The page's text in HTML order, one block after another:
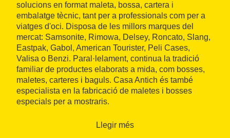
solucions en format maleta, bossa, cartera i
embalatge tècnic, tant per a professionals com per a
viatges d'oci. Disposa de les millors marques del
mercat: Samsonite, Rimowa, Delsey, Roncato, Slang,
Eastpak, Gabol, American Tourister, Peli Cases,
Valisa o Benzi. Paral·lelament, continua la tradició
familiar de productes elaborats a mida, com bosses,
maletes, carteres i baguls. Casa Antich és també
especialista en la fabricació de maletes i bosses
especials per a mostraris.
Llegir més